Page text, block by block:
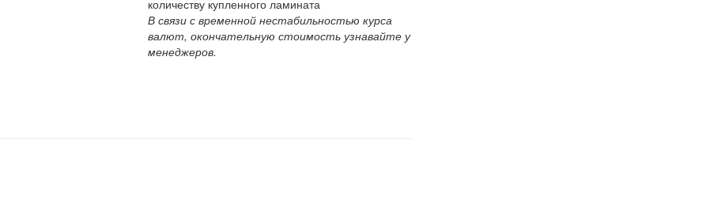
количеству купленного ламината
В связи с временной нестабильностью курса
валют, окончательную стоимость узнавайте у
менеджеров.